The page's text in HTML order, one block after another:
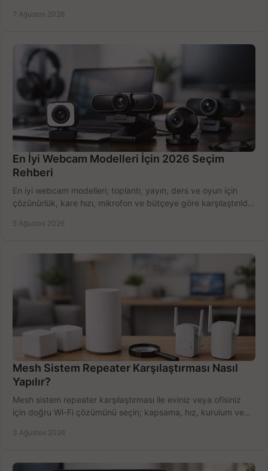
7 Ağustos 2026
En İyi Webcam Modelleri İçin 2026 Seçim
Rehberi
En iyi webcam modelleri; toplantı, yayın, ders ve oyun için
çözünürlük, kare hızı, mikrofon ve bütçeye göre karşılaştırıldı.
5 Ağustos 2026
Mesh Sistem Repeater Karşılaştırması Nasıl
Yapılır?
Mesh sistem repeater karşılaştırması ile eviniz veya ofisiniz
için doğru Wi-Fi çözümünü seçin; kapsama, hız, kurulum ve
3 Ağustos 2026